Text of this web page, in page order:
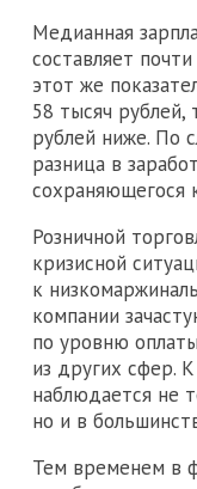
Медианная
составляет
этот же
58 тысяч рублей,
рублей ниже. По
разница в
сохраняющегося
Розничной
кризисной
к
компании
по уровню
из других сфер.
наблюдается не
но и в
Тем временем в